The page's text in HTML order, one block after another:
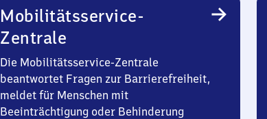
Mobilitätsservice-
Zentrale
Die Mobilitätsservice-Zentrale
beantwortet Fragen zur Barrierefreiheit,
meldet für Menschen mit
Beeinträchtigung oder Behinderung